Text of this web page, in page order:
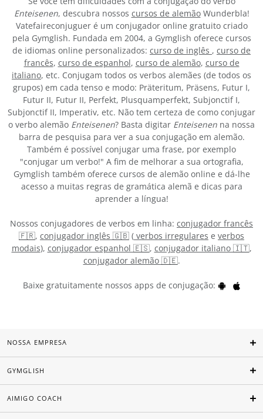
Enteisenen, descubra nossos cursos de alemãoWunderbla!
Vatefaireconjuguer é um conjugador online gratuito criado
pela Gymglish. Fundada em 2004, a Gymglish oferece cursos
de idiomas online personalizados: curso de inglês , curso de
francês, curso de espanhol, curso de alemão, curso de
italiano, etc. Conjugam todos os verbos alemães (de todos os
grupos) em cada tenso e modo: Präteritum, Präsens, Futur I,
Futur II, Futur II, Perfekt, Plusquamperfekt, Subjonctif I,
Subjonctif II, Imperativ, etc. Não tem certeza de como conjugar
o verbo alemão Enteisenen? Basta digitar Enteisenen na nossa
barra de pesquisa para ver a sua conjugação em alemão.
Também é possível conjugar uma frase, por exemplo
"conjugar um verbo!" A fim de melhorar a sua ortografia,
Gymglish também oferece cursos de alemão online e dá-lhe
acesso a muitas regras de gramática alemã e dicas para
aprender a língua!
Nossos conjugadores de verbos em linha: conjugador francês
🇫🇷, conjugador inglês 🇬🇧 ( verbos irregulares e verbos
modais), conjugador espanhol 🇪🇸, conjugador italiano 🇮🇹,
conjugador alemão 🇩🇪.
Baixe gratuitamente nossos apps de conjugação:
NOSSA EMPRESA
GYMGLISH
AIMIGO COACH